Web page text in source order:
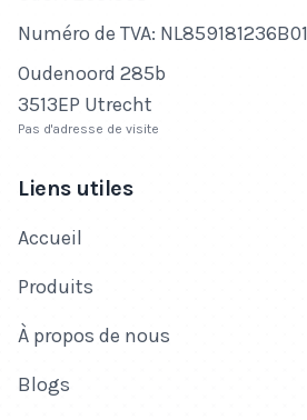
Numéro de TVA
Numéro de TVA: NL859181236B01
Adresse
Oudenoord 285b
3513EP Utrecht
Pas d'adresse de visite
Liens utiles
Accueil
Produits
À propos de nous
Blogs